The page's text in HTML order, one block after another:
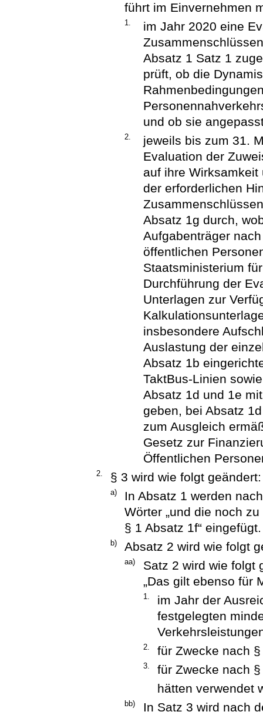
führt im Einvernehmen
1.
im Jahr 2020 eine
Absatz 1 Satz 1
prüft, ob die
und ob sie
2.
jeweils bis zum 31.
Evaluation der
auf ihre
der erforderlichen
Absatz 1g durch,
Aufgabenträger
öffentlichen
Staatsministerium
Durchführung der
Unterlagen zur
insbesondere
Auslastung der
Absatz 1b
TaktBus-Linien
Absatz 1d und 1e
geben, bei Absatz
zum Ausgleich
Gesetz zur
Öffentlichen
2. § 3 wird wie folgt geändert:
a)
In Absatz 1 werden
Wörter „und die noch
§ 1 Absatz 1f“ eingefügt.
b) Absatz 2 wird wie folgt
aa)
Satz 2 wird wie folgt
„Das gilt ebenso für
1.
im Jahr der
festgelegten
2. für Zwecke nach
3.
für Zwecke nach
hätten verwendet
bb)
In Satz 3 wird nach